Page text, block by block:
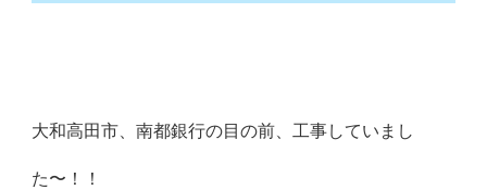
大和高田市、南都銀行の目の前、工事していまし
た〜！！